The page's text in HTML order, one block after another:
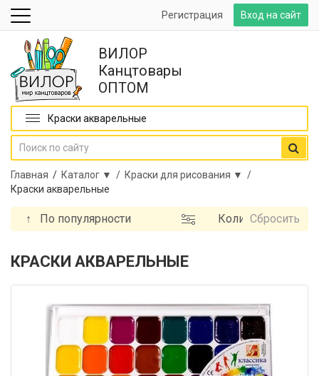
Вход на сайт
Регистрация
ВИЛОР
Канцтовары
ОПТОМ
Краски акварельные
Главная / Каталог ▼ / Краски для рисования ▼ /
Краски акварельные
↑ По популярности
Количество
Сбросить
КРАСКИ АКВАРЕЛЬНЫЕ